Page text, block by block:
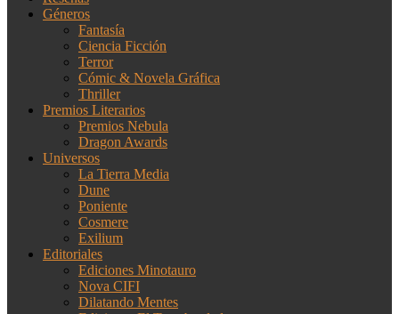
Géneros
Fantasía
Ciencia Ficción
Terror
Cómic & Novela Gráfica
Thriller
Premios Literarios
Premios Nebula
Dragon Awards
Universos
La Tierra Media
Dune
Poniente
Cosmere
Exilium
Editoriales
Ediciones Minotauro
Nova CIFI
Dilatando Mentes